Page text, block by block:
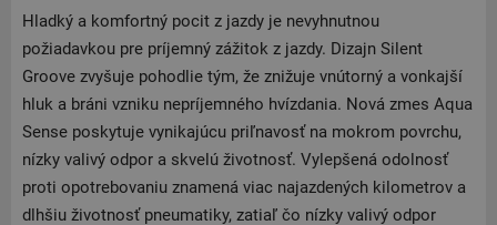
Hladký a komfortný pocit z jazdy je nevyhnutnou
požiadavkou pre príjemný zážitok z jazdy. Dizajn Silent
Groove zvyšuje pohodlie tým, že znižuje vnútorný a vonkajší
hluk a bráni vzniku nepríjemného hvízdania. Nová zmes Aqua
Sense poskytuje vynikajúcu priľnavosť na mokrom povrchu,
nízky valivý odpor a skvelú životnosť. Vylepšená odolnosť
proti opotrebovaniu znamená viac najazdených kilometrov a
dlhšiu životnosť pneumatiky, zatiaľ čo nízky valivý odpor